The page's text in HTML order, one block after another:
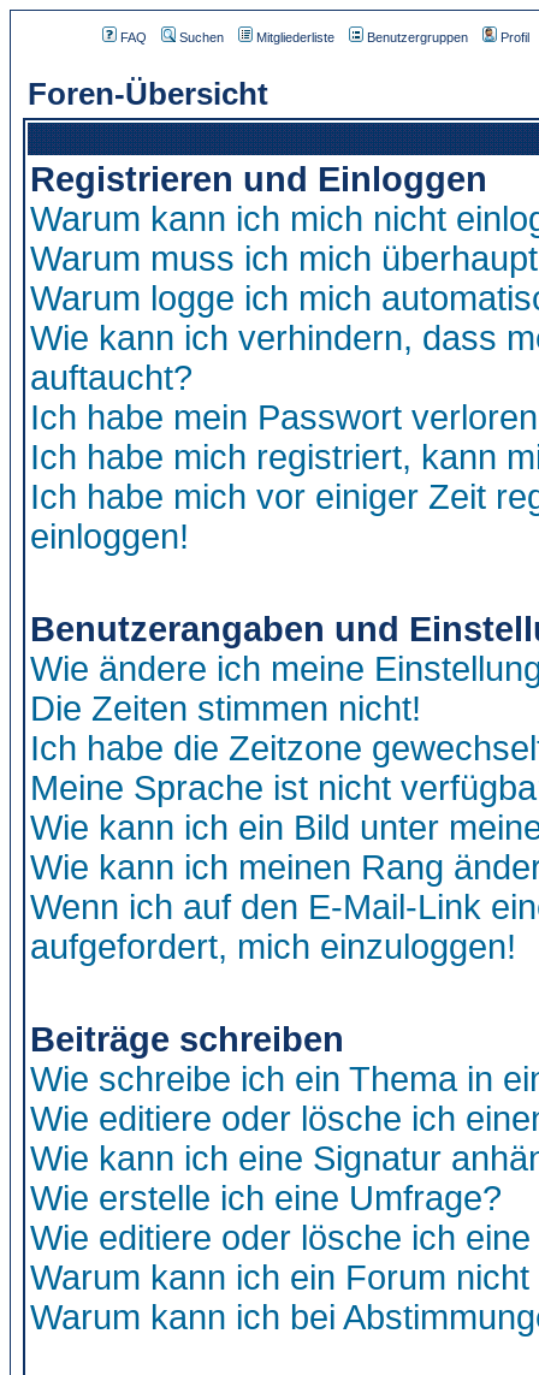
FAQ Suchen Mitgliederliste Benutzergruppen Profil
Foren-Übersicht
Registrieren und Einloggen
Warum kann ich mich nicht
Warum muss ich mich
Warum logge ich mich
Wie kann ich verhindern, dass
auftaucht?
Ich habe mein Passwort
Ich habe mich registriert, kann
Ich habe mich vor einiger Zeit
einloggen!
Benutzerangaben und
Wie ändere ich meine
Die Zeiten stimmen nicht!
Ich habe die Zeitzone
Meine Sprache ist nicht
Wie kann ich ein Bild unter
Wie kann ich meinen Rang
Wenn ich auf den E-Mail-Link
aufgefordert, mich einzuloggen!
Beiträge schreiben
Wie schreibe ich ein Thema in
Wie editiere oder lösche ich
Wie kann ich eine Signatur
Wie erstelle ich eine Umfrage?
Wie editiere oder lösche ich
Warum kann ich ein Forum
Warum kann ich bei